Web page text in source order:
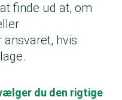
finde ud at, om
hvis
du den rigtige